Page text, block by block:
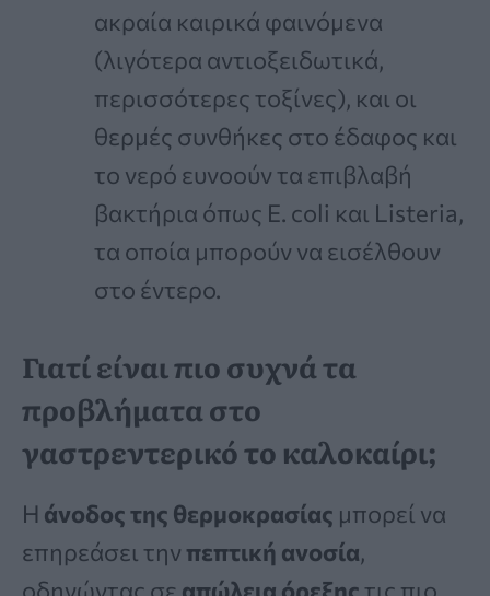
ακραία καιρικά φαινόμενα
(λιγότερα αντιοξειδωτικά,
περισσότερες τοξίνες), και οι
θερμές συνθήκες στο έδαφος και
το νερό ευνοούν τα επιβλαβή
βακτήρια όπως E. coli και Listeria,
τα οποία μπορούν να εισέλθουν
στο έντερο.
Γιατί είναι πιο συχνά τα
προβλήματα στο
γαστρεντερικό το καλοκαίρι;
Η άνοδος της θερμοκρασίας μπορεί να
επηρεάσει την πεπτική ανοσία,